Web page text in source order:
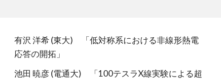
有沢 洋希 (東大) 「低対称系における非線形熱電
応答の開拓」
池田 暁彦 (電通大) 「100テスラX線実験による超